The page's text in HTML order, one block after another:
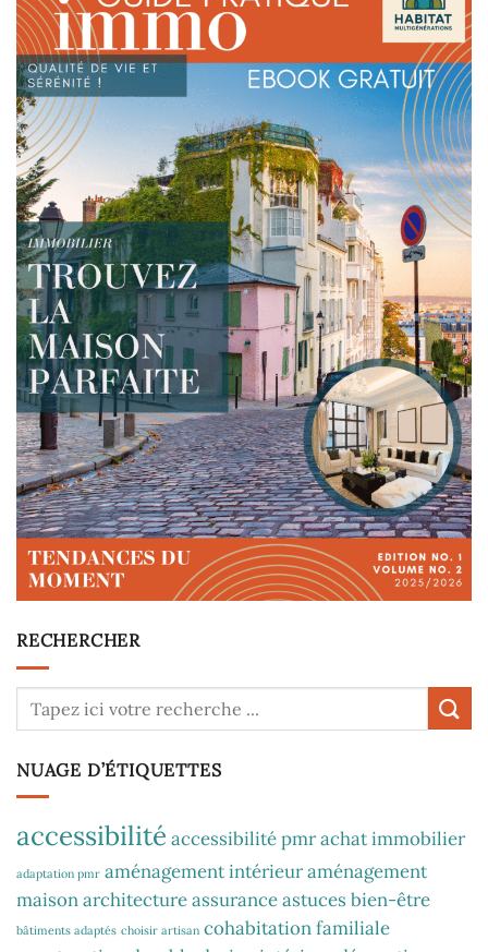
RECHERCHER
NUAGE D’ÉTIQUETTES
accessibilité accessibilité pmrachat immobilier
adaptation pmr aménagement intérieuraménagement
maisonarchitectureassuranceastuces bien-être
bâtiments adaptés choisir artisan cohabitation familiale